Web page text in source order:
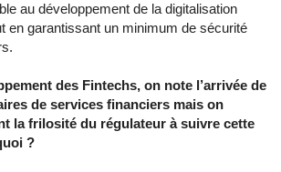
au développement de la digitalisation
en garantissant un minimum de sécurité
des Fintechs, on note l’arrivée de
de services financiers mais on
la frilosité du régulateur à suivre cette
?